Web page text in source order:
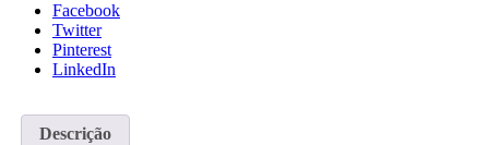
Facebook
Twitter
Pinterest
LinkedIn
Descrição